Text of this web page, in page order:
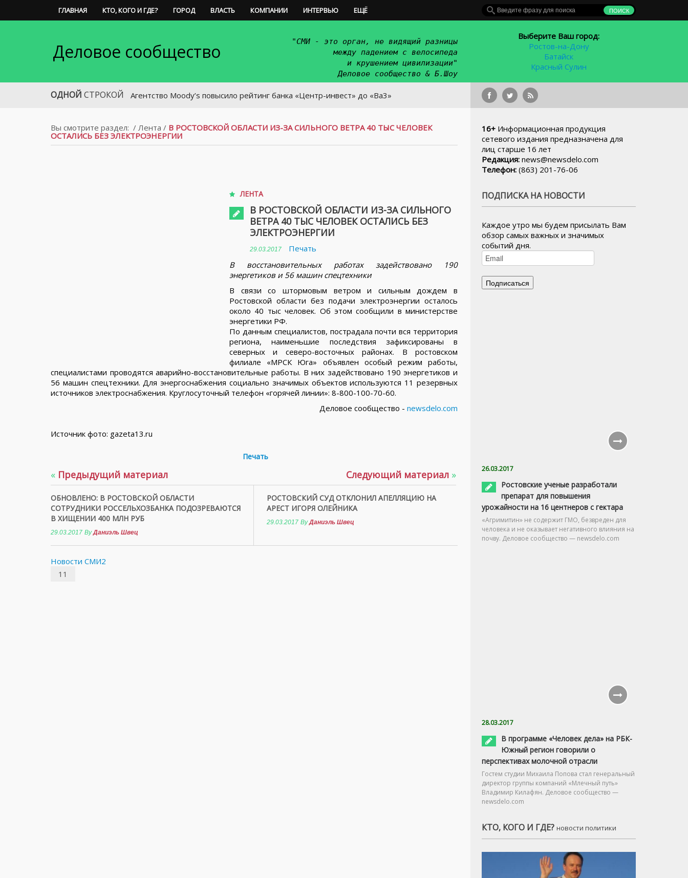
ГЛАВНАЯ КТО, КОГО И ГДЕ? ГОРОД ВЛАСТЬ КОМПАНИИ ИНТЕРВЬЮ ЕЩЁ
Деловое сообщество
"СМИ - это орган, не видящий разницы
между падением с велосипеда
и крушением цивилизации"
Деловое сообщество & Б.Шоу
Выберите Ваш город:
Ростов-на-Дону
Батайск
Красный Сулин
ОДНОЙ СТРОКОЙ
Агентство Moody’s повысило рейтинг банка «Центр-инвест» до «Ba3»
Вы смотрите раздел: / Лента / В РОСТОВСКОЙ ОБЛАСТИ ИЗ-ЗА СИЛЬНОГО ВЕТРА 40 ТЫС ЧЕЛОВЕК
ОСТАЛИСЬ БЕЗ ЭЛЕКТРОЭНЕРГИИ
ЛЕНТА
В РОСТОВСКОЙ ОБЛАСТИ ИЗ-ЗА СИЛЬНОГО
ВЕТРА 40 ТЫС ЧЕЛОВЕК ОСТАЛИСЬ БЕЗ
ЭЛЕКТРОЭНЕРГИИ
29.03.2017
Печать
В восстановительных работах задействовано 190
энергетиков и 56 машин спецтехники
В связи со штормовым ветром и сильным дождем в
Ростовской области без подачи электроэнергии осталось
около 40 тыс человек. Об этом сообщили в министерстве
энергетики РФ.
По данным специалистов, пострадала почти вся территория
региона, наименьшие последствия зафиксированы в
северных и северо-восточных районах. В ростовском
филиале «МРСК Юга» объявлен особый режим работы,
специалистами проводятся аварийно-восстановительные работы. В них задействовано 190 энергетиков и
56 машин спецтехники. Для энергоснабжения социально значимых объектов используются 11 резервных
источников электроснабжения. Круглосуточный телефон «горячей линии»: 8-800-100-70-60.
Деловое сообщество - newsdelo.com
Источник фото: gazeta13.ru
Печать
« Предыдущий материал
ОБНОВЛЕНО: В РОСТОВСКОЙ ОБЛАСТИ
СОТРУДНИКИ РОССЕЛЬХОЗБАНКА ПОДОЗРЕВАЮТСЯ
В ХИЩЕНИИ 400 МЛН РУБ
29.03.2017 ByДаниэль Швец
Следующий материал »
РОСТОВСКИЙ СУД ОТКЛОНИЛ АПЕЛЛЯЦИЮ НА
АРЕСТ ИГОРЯ ОЛЕЙНИКА
29.03.2017 ByДаниэль Швец
Новости СМИ2
11
16+ Информационная продукция
сетевого издания предназначена для
лиц старше 16 лет
Редакция: news@newsdelo.com
Телефон: (863) 201-76-06
ПОДПИСКА НА НОВОСТИ
Каждое утро мы будем присылать Вам
обзор самых важных и значимых
событий дня.
26.03.2017
Ростовские ученые разработали
препарат для повышения
урожайности на 16 центнеров с гектара
«Агримитин» не содержит ГМО, безвреден для
человека и не оказывает негативного влияния на
почву. Деловое сообщество — newsdelo.com
28.03.2017
В программе «Человек дела» на РБК-
Южный регион говорили о
перспективах молочной отрасли
Гостем студии Михаила Попова стал генеральный
директор группы компаний «Млечный путь»
Владимир Килафян. Деловое сообщество —
newsdelo.com
КТО, КОГО И ГДЕ? новости политики